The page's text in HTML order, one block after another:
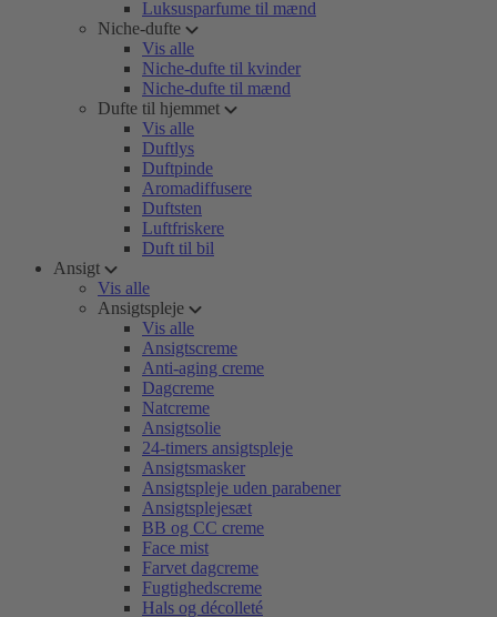
Luksusparfume til mænd
Niche-dufte
Vis alle
Niche-dufte til kvinder
Niche-dufte til mænd
Dufte til hjemmet
Vis alle
Duftlys
Duftpinde
Aromadiffusere
Duftsten
Luftfriskere
Duft til bil
Ansigt
Vis alle
Ansigtspleje
Vis alle
Ansigtscreme
Anti-aging creme
Dagcreme
Natcreme
Ansigtsolie
24-timers ansigtspleje
Ansigtsmasker
Ansigtspleje uden parabener
Ansigtsplejesæt
BB og CC creme
Face mist
Farvet dagcreme
Fugtighedscreme
Hals og décolleté